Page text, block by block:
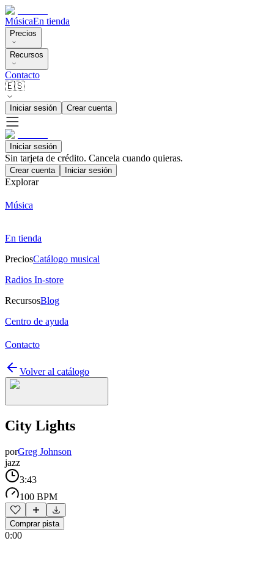
MúsicaEn tienda
Precios
Recursos
Contacto
🇪🇸
Iniciar sesión Crear cuenta
Iniciar sesión
Sin tarjeta de crédito. Cancela cuando quieras.
Crear cuenta Iniciar sesión
Explorar
Música
En tienda
PreciosCatálogo musical
Radios In-store
RecursosBlog
Centro de ayuda
Contacto
Volver al catálogo
City Lights
porGreg Johnson
jazz
3:43
100 BPM
Comprar pista
0:00